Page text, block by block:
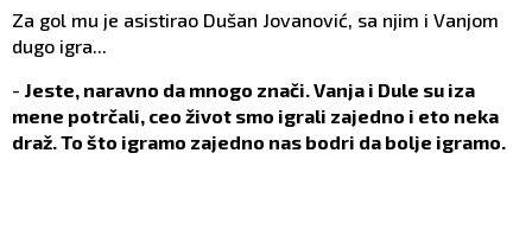
Za gol mu je asistirao Dušan Jovanović, sa njim i Vanjom
dugo igra...
- Jeste, naravno da mnogo znači. Vanja i Dule su iza
mene potrčali, ceo život smo igrali zajedno i eto neka
draž. To što igramo zajedno nas bodri da bolje igramo.